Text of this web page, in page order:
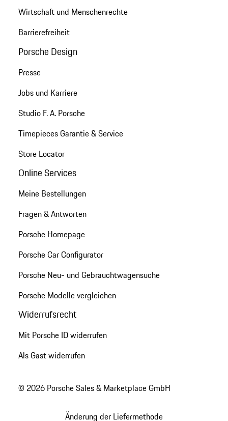
Wirtschaft und Menschenrechte
Barrierefreiheit
Porsche Design
Presse
Jobs und Karriere
Studio F. A. Porsche
Timepieces Garantie & Service
Store Locator
Online Services
Meine Bestellungen
Fragen & Antworten
Porsche Homepage
Porsche Car Configurator
Porsche Neu- und Gebrauchtwagensuche
Porsche Modelle vergleichen
Widerrufsrecht
Mit Porsche ID widerrufen
Als Gast widerrufen
© 2026 Porsche Sales & Marketplace GmbH
Änderung der Liefermethode